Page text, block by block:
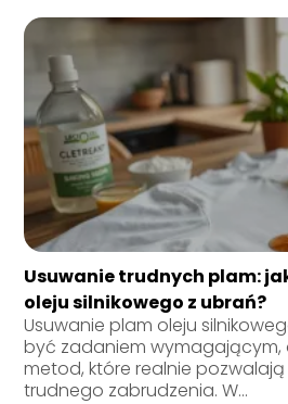
Usuwanie trudnych plam:
oleju silnikowego z ubrań?
Usuwanie plam oleju
być zadaniem wymagającym,
metod, które realnie
trudnego zabrudzenia. W...